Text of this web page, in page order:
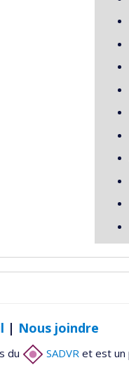
| Nous joindre
du SADVR et est un